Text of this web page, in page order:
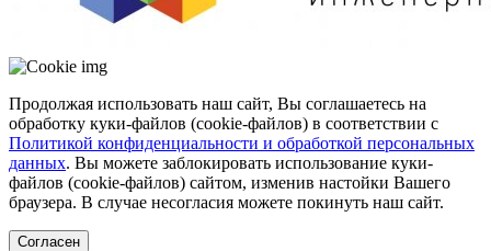
Продолжая использовать наш сайт, Вы соглашаетесь на
обработку куки-файлов (cookie-файлов) в соответствии с
Политикой конфиденциальности и обработкой персональных
данных. Вы можете заблокировать использование куки-
файлов (cookie-файлов) сайтом, изменив настойки Вашего
браузера. В случае несогласия можете покинуть наш сайт.
Согласен